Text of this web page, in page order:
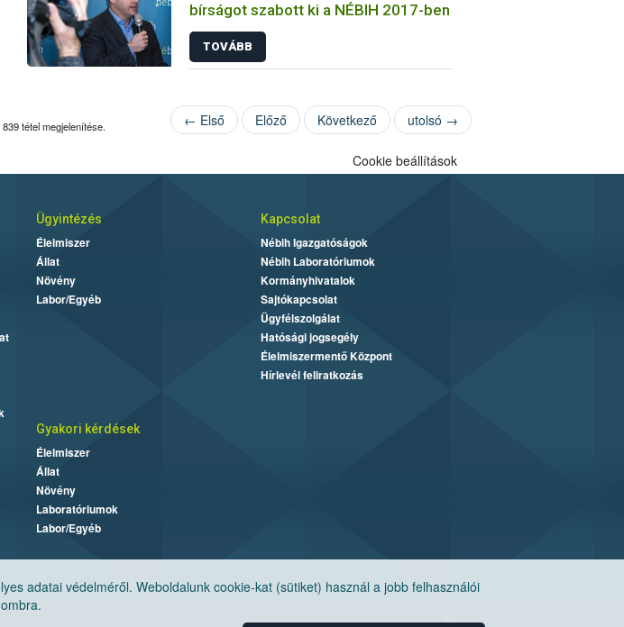
bírságot szabott ki a NÉBIH 2017-ben
TOVÁBB
tétel megjelenítése. ← Első Előző Következő utolsó →
adatai védelméről. Weboldalunk cookie-kat (sütiket) használ a jobb felhasználói
Cookie beállítások
Ügyintézés
Élelmiszer
Állat
Növény
Labor/Egyéb
Kapcsolat
Nébih Igazgatóságok
Nébih Laboratóriumok
Kormányhivatalok
Sajtókapcsolat
Ügyfélszolgálat
Hatósági jogsegély
Élelmiszermentő Központ
Hírlevél feliratkozás
Gyakori kérdések
Élelmiszer
Állat
Növény
Laboratóriumok
Labor/Egyéb